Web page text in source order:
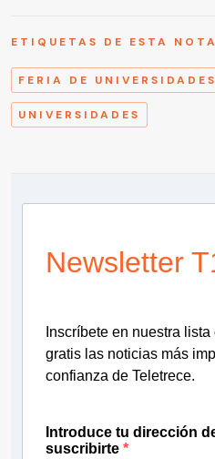
ETIQUETAS DE ESTA NOTA
FERIA DE UNIVERSIDADES
UNIVERSIDADES
Newsletter
Inscríbete en nuestra
gratis las noticias más
confianza de Teletrece.
Introduce tu dirección
suscribirte